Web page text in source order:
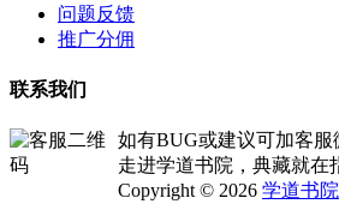
问题反馈
推广分佣
联系我们
如有BUG或建议可加客服
走进学道书院，典藏就在
Copyright © 2026 学道书院